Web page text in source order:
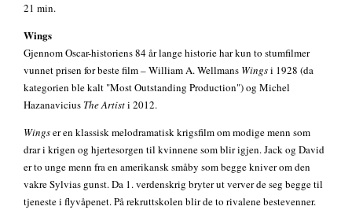
21 min.
Wings
Gjennom Oscar-historiens 84 år lange historie har kun to stumfilmer
vunnet prisen for beste film – William A. Wellmans Wingsi 1928 (da
kategorien ble kalt "Most Outstanding Production") og Michel
Hazanavicius The Artisti 2012.
Wingser en klassisk melodramatisk krigsfilm om modige menn som
drar i krigen og hjertesorgen til kvinnene som blir igjen. Jack og David
er to unge menn fra en amerikansk småby som begge kniver om den
vakre Sylvias gunst. Da 1. verdenskrig bryter ut verver de seg begge til
tjeneste i flyvåpenet. På rekruttskolen blir de to rivalene bestevenner.